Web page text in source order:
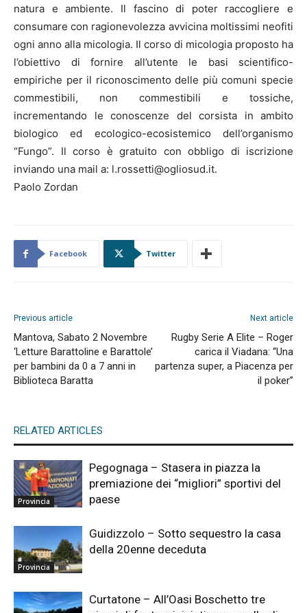
natura e ambiente. Il fascino di poter raccogliere e
consumare con ragionevolezza avvicina moltissimi neofiti
ogni anno alla micologia. Il corso di micologia proposto ha
l’obiettivo di fornire all’utente le basi scientifico-
empiriche per il riconoscimento delle più comuni specie
commestibili, non commestibili e tossiche,
incrementando le conoscenze del corsista in ambito
biologico ed ecologico-ecosistemico dell’organismo
“Fungo”. Il corso è gratuito con obbligo di iscrizione
inviando una mail a: l.rossetti@ogliosud.it.
Paolo Zordan
Facebook Twitter
Previous article
Mantova, Sabato 2 Novembre
‘Letture Barattoline e Barattole’
per bambini da 0 a 7 anni in
Biblioteca Baratta
Next article
Rugby Serie A Elite – Roger
carica il Viadana: “Una
partenza super, a Piacenza per
il poker”
RELATED ARTICLES
Provincia
Pegognaga – Stasera in piazza la
premiazione dei “migliori” sportivi del
paese
Provincia
Guidizzolo – Sotto sequestro la casa
della 20enne deceduta
Curtatone – All’Oasi Boschetto tre